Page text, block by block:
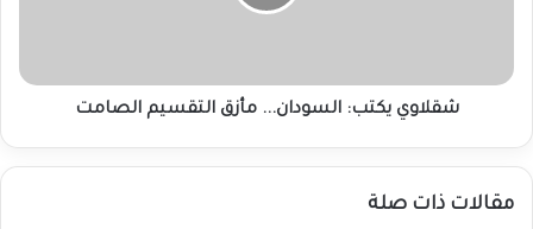
شقلاوي يكتب: السودان... مأزق التقسيم الصامت
مقالات ذات صلة